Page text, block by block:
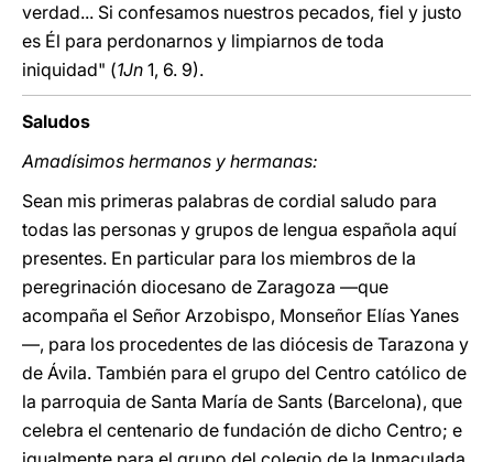
verdad... Si confesamos nuestros pecados, fiel y justo
es Él para perdonarnos y limpiarnos de toda
iniquidad" (1Jn 1, 6. 9).
Saludos
Amadísimos hermanos y hermanas:
Sean mis primeras palabras de cordial saludo para
todas las personas y grupos de lengua española aquí
presentes. En particular para los miembros de la
peregrinación diocesano de Zaragoza —que
acompaña el Señor Arzobispo, Monseñor Elías Yanes
—, para los procedentes de las diócesis de Tarazona y
de Ávila. También para el grupo del Centro católico de
la parroquia de Santa María de Sants (Barcelona), que
celebra el centenario de fundación de dicho Centro; e